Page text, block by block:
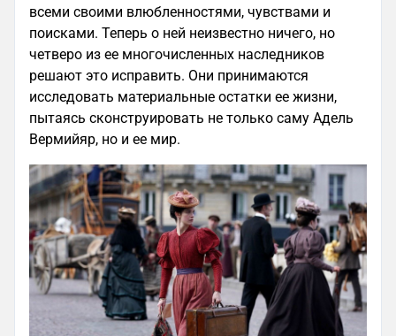
всеми своими влюбленностями, чувствами и
поисками. Теперь о ней неизвестно ничего, но
четверо из ее многочисленных наследников
решают это исправить. Они принимаются
исследовать материальные остатки ее жизни,
пытаясь сконструировать не только саму Адель
Вермийяр, но и ее мир.